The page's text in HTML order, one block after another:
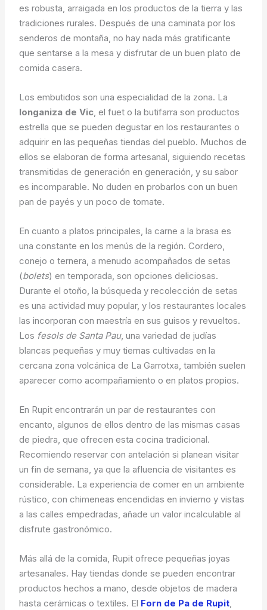
es robusta, arraigada en los productos de la tierra y las
tradiciones rurales. Después de una caminata por los
senderos de montaña, no hay nada más gratificante
que sentarse a la mesa y disfrutar de un buen plato de
comida casera.
Los embutidos son una especialidad de la zona. La
longaniza de Vic, el fuet o la butifarra son productos
estrella que se pueden degustar en los restaurantes o
adquirir en las pequeñas tiendas del pueblo. Muchos de
ellos se elaboran de forma artesanal, siguiendo recetas
transmitidas de generación en generación, y su sabor
es incomparable. No duden en probarlos con un buen
pan de payés y un poco de tomate.
En cuanto a platos principales, la carne a la brasa es
una constante en los menús de la región. Cordero,
conejo o ternera, a menudo acompañados de setas
(bolets) en temporada, son opciones deliciosas.
Durante el otoño, la búsqueda y recolección de setas
es una actividad muy popular, y los restaurantes locales
las incorporan con maestría en sus guisos y revueltos.
Los fesols de Santa Pau, una variedad de judías
blancas pequeñas y muy tiernas cultivadas en la
cercana zona volcánica de La Garrotxa, también suelen
aparecer como acompañamiento o en platos propios.
En Rupit encontrarán un par de restaurantes con
encanto, algunos de ellos dentro de las mismas casas
de piedra, que ofrecen esta cocina tradicional.
Recomiendo reservar con antelación si planean visitar
un fin de semana, ya que la afluencia de visitantes es
considerable. La experiencia de comer en un ambiente
rústico, con chimeneas encendidas en invierno y vistas
a las calles empedradas, añade un valor incalculable al
disfrute gastronómico.
Más allá de la comida, Rupit ofrece pequeñas joyas
artesanales. Hay tiendas donde se pueden encontrar
productos hechos a mano, desde objetos de madera
hasta cerámicas o textiles. El Forn de Pa de Rupit,